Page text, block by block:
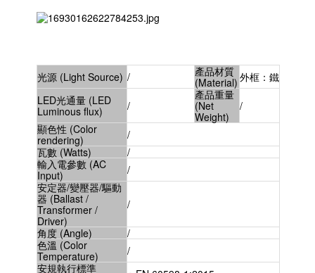
光源 (Light Source) /
產品材質
(Material) 外框：鐵
LED光通量 (LED
Luminous flux)
/
產品重量
(Net
Weight)
/
顯色性 (Color
rendering)
/
瓦數 (Watts)
/
輸入電參數 (AC
Input)
/
安定器/變壓器/驅動
器 (Ballast /
Transformer /
Driver)
/
角度 (Angle)
/
色溫 (Color
Temperature)
/
安規執行標準